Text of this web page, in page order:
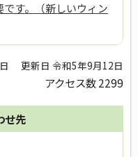
す。（新しいウィン
更新日 令和5年9月12日
アクセス数2299
せ先